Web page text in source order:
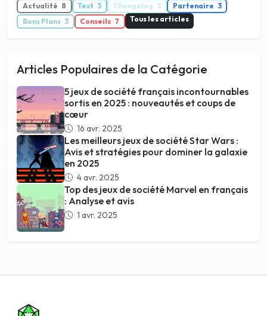
Actualité 8 Test 3 Changelog 3 Partenaire 3
Bons Plans 3 Conseils 7 Tous les articles
Articles Populaires de la Catégorie
5 jeux de société français incontournables
sortis en 2025 : nouveautés et coups de
cœur
16 avr. 2025
Les meilleurs jeux de société Star Wars :
Avis et stratégies pour dominer la galaxie
en 2025
4 avr. 2025
Top des jeux de société Marvel en français
: Analyse et avis
1 avr. 2025